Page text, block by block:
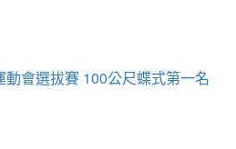
會選拔賽 100公尺蝶式第一名